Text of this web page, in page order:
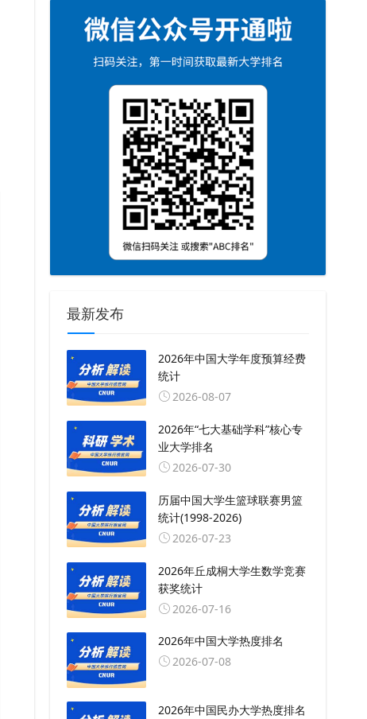
最新发布
2026年中国大学年度预算经费
统计
2026-08-07
2026年“七大基础学科”核心专
业大学排名
2026-07-30
历届中国大学生篮球联赛男篮
统计(1998-2026)
2026-07-23
2026年丘成桐大学生数学竞赛
获奖统计
2026-07-16
2026年中国大学热度排名
2026-07-08
2026年中国民办大学热度排名